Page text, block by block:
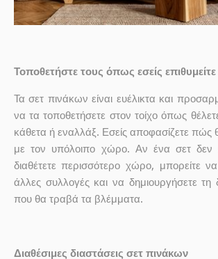
Τοποθετήστε τους όπως εσείς επιθυμείτε
Τα σετ πινάκων είναι ευέλικτα και
να τα τοποθετήσετε στον τοίχο όπως
κάθετα ή εναλλάξ. Εσείς αποφασίζετε πώς
με τον υπόλοιπο χώρο. Αν ένα σετ δεν
διαθέτετε περισσότερο χώρο, μπορείτε
άλλες συλλογές και να δημιουργήσετε τη
που θα τραβά τα βλέμματα.
Διαθέσιμες διαστάσεις σετ πινάκων